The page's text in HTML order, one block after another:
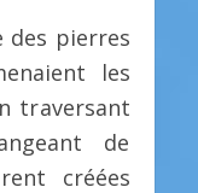
des pierres
les
traversant
de
créées